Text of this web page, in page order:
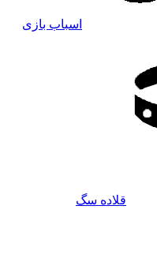
اسباب بازی
قلاده سگ